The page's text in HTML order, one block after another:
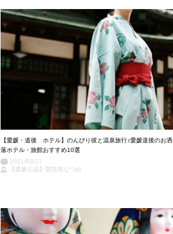
【愛媛・道後 ホテル】のんびり彼と温泉旅行♪愛媛道後のお洒
落ホテル・旅館おすすめ10選
2021/03/27
【愛媛公認】曽我美なつめ